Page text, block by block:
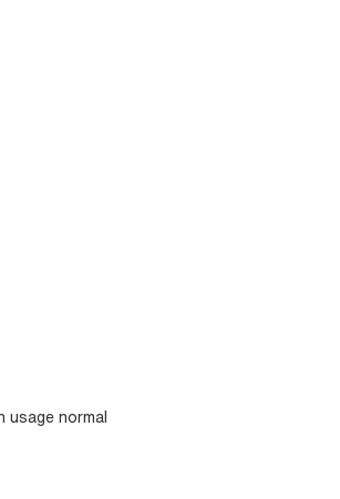
usage normal